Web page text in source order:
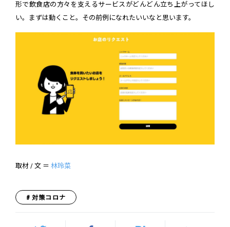
形で飲食店の方々を支えるサービスがどんどん立ち上がってほし
い。まずは動くこと。その前例になれたいいなと思います。
取材 / 文 ＝ 林玲菜
対策コロナ